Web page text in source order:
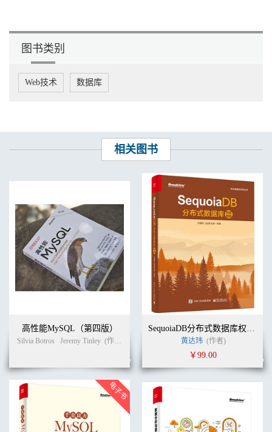
和Mongo 133
3.7 58同城架构师沈剑：一切抛开业务的数据设计都是耍流氓 137
3.8 易车网高级DBA高继伟： MySQL比SQL Server差在哪儿 140
3.9 达梦董事长冯裕才：坚持30年，只为数据库中国梦 146
后的DBA 之道 157
3.12 Oracle ACE杨志洪： 12年DBA心得——数据库故障三分天注
DBA一切 都有 171
3.14 前东软高级DBA敬勇：为什么这7年他一直钟情于“社会保障系
统” 180
3.15 ITPUB版主DBA怀晓明：是什么让他对DBA坚守十年 185
3.16 80后摇滚DBA高强：做音乐的人如何做IT 190
3.17 ITPUB DBA网友热议国产数据库：国产数据的雄起，靠去IOE
还是自身实力 196
3.18 ITPUB DBA网友热议首家银行系统“去IOE”： Oracle渐去，阿里
巴巴来袭 205
第4章 大型分布式软件架构篇 213
4.1 阿里巴巴高级架构师强琦：淘宝天猫双11秒杀背后的高并发核心
4.2 腾讯社交运维专家周小军： 2亿QQ峰值在线并发背后的分布式
存储架构 218
4.3 京东高级架构师袁航：双11秒杀背后的NoSQL数据库与分布式
230
4.5 京东云平台架构师桂创华：他主导的京东分布式存储平台，支
持京东数百个业务 235
4.6 1号店技术总监黄哲铿：大型电商网站的IT架构 238
图书类别
Web技术 数据库
相关图书
高性能MySQL（第四版）
Silvia Botros Jeremy Tinley (作者) 张新铭 (译者)
黄达玮 (作者)
￥99.00